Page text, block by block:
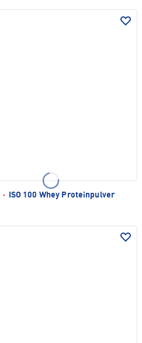
· ISO 100 Whey Proteinpulver